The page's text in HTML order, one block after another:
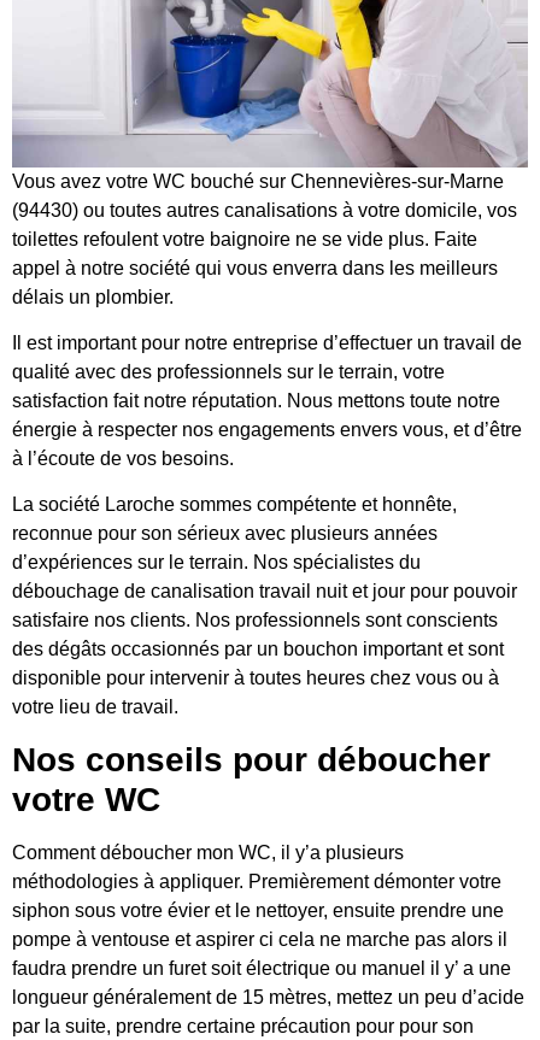
Vous avez votre WC bouché sur Chennevières-sur-Marne
(94430) ou toutes autres canalisations à votre domicile, vos
toilettes refoulent votre baignoire ne se vide plus. Faite
appel à notre société qui vous enverra dans les meilleurs
délais un plombier.
Il est important pour notre entreprise d’effectuer un travail de
qualité avec des professionnels sur le terrain, votre
satisfaction fait notre réputation. Nous mettons toute notre
énergie à respecter nos engagements envers vous, et d’être
à l’écoute de vos besoins.
La société Laroche sommes compétente et honnête,
reconnue pour son sérieux avec plusieurs années
d’expériences sur le terrain. Nos spécialistes du
débouchage de canalisation travail nuit et jour pour pouvoir
satisfaire nos clients. Nos professionnels sont conscients
des dégâts occasionnés par un bouchon important et sont
disponible pour intervenir à toutes heures chez vous ou à
votre lieu de travail.
Nos conseils pour déboucher
votre WC
Comment déboucher mon WC, il y’a plusieurs
méthodologies à appliquer. Premièrement démonter votre
siphon sous votre évier et le nettoyer, ensuite prendre une
pompe à ventouse et aspirer ci cela ne marche pas alors il
faudra prendre un furet soit électrique ou manuel il y’ a une
longueur généralement de 15 mètres, mettez un peu d’acide
par la suite, prendre certaine précaution pour pour son